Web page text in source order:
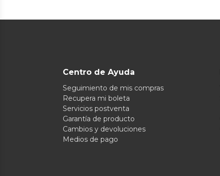
Centro de Ayuda
Seguimiento de mis compras
Recupera mi boleta
Servicios postventa
Garantía de producto
Cambios y devoluciones
Medios de pago